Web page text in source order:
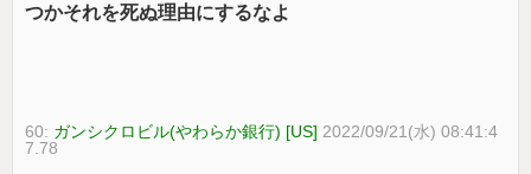
つかそれを死ぬ理由にするなよ
60: ガンシクロビル(やわらか銀行) [US] 2022/09/21(水) 08:41:4
7.78